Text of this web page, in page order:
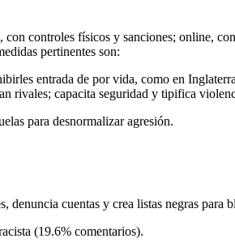
con controles físicos y sanciones;
pertinentes son:
entrada de por vida, como en
rivales; capacita seguridad y tipifica
para desnormalizar agresión.
cuentas y crea listas negras para
(19.6% comentarios).